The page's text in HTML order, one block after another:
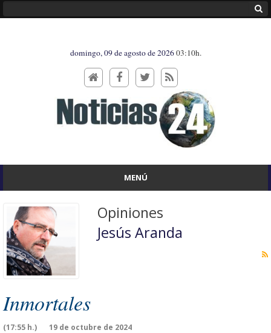
domingo, 09 de agosto de 202603:10h.
MENÚ
Opiniones
Jesús Aranda
Inmortales
19 de octubre de 2024
(17:55 h.)